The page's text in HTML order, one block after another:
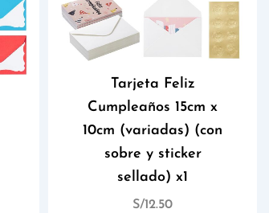
Tarjeta Feliz
Cumpleaños 15cm x
10cm (variadas) (con
sobre y sticker
sellado) x1
S/12.50